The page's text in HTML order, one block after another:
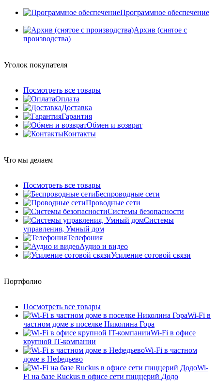
Программное обеспечение
Архив (снятое с
производства)
Уголок покупателя
Посмотреть все товары
Оплата
Доставка
Гарантия
Обмен и возврат
Контакты
Что мы делаем
Посмотреть все товары
Беспроводные сети
Проводные сети
Системы безопасности
Системы
управления, Умный дом
Телефония
Аудио и видео
Усиление сотовой связи
Портфолио
Посмотреть все товары
Wi-Fi в
частном доме в поселке Николина Гора
Wi-Fi в офисе
крупной IT-компании
Wi-Fi в частном
доме в Нефедьево
Wi-
Fi на базе Ruckus в офисе сети пиццерий Додо